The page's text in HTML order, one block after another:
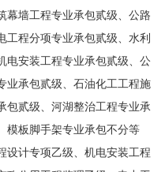
幕墙工程专业承包贰级、公路
工程分项专业承包贰级、水利
电安装工程专业承包贰级、公
业承包贰级、石油化工工程施
包贰级、河湖整治工程专业承
模板脚手架专业承包不分等
设计专项乙级、机电安装工程